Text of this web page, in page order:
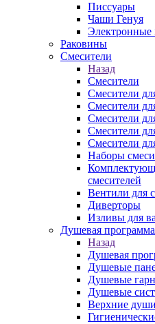
Писсуары
Чаши Генуя
Раковины
Смесители
Назад
Смесители
Смесители
Смесители
Смесители
Смесители
Смесители
Наборы
смесителей
Вентили для
Диверторы
Изливы для
Душевая программа
Назад
Душевая
Душевые
Душевые
Душевые
Верхние души